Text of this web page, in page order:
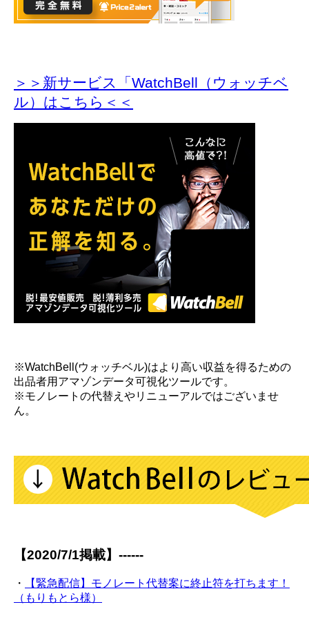
＞＞新サービス「WatchBell（ウォッチベ
ル）はこちら＜＜
※WatchBell(ウォッチベル)はより高い収益を得るための
出品者用アマゾンデータ可視化ツールです。
※モノレートの代替えやリニューアルではございませ
ん。
【2020/7/1掲載】------
・
【緊急配信】モノレート代替案に終止符を打ちます！
（もりもとら様）